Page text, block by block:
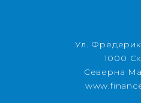
Ул.
1000
Северна